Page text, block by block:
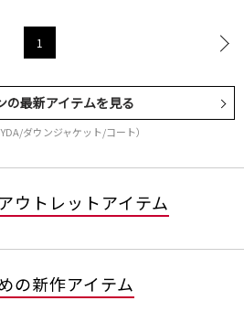
1
の最新アイテムを見る
ダウンジャケット/コート）
ウトレットアイテム
の新作アイテム